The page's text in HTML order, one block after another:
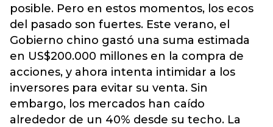
posible. Pero en estos momentos, los ecos
del pasado son fuertes. Este verano, el
Gobierno chino gastó una suma estimada
en US$200.000 millones en la compra de
acciones, y ahora intenta intimidar a los
inversores para evitar su venta. Sin
embargo, los mercados han caído
alrededor de un 40% desde su techo. La